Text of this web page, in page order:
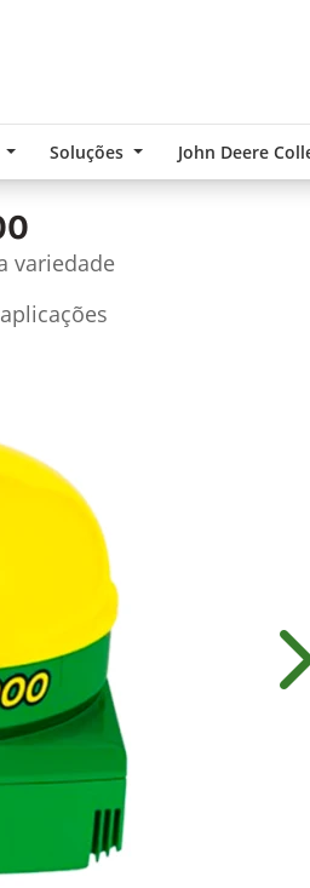
Soluções John Deere
variedade